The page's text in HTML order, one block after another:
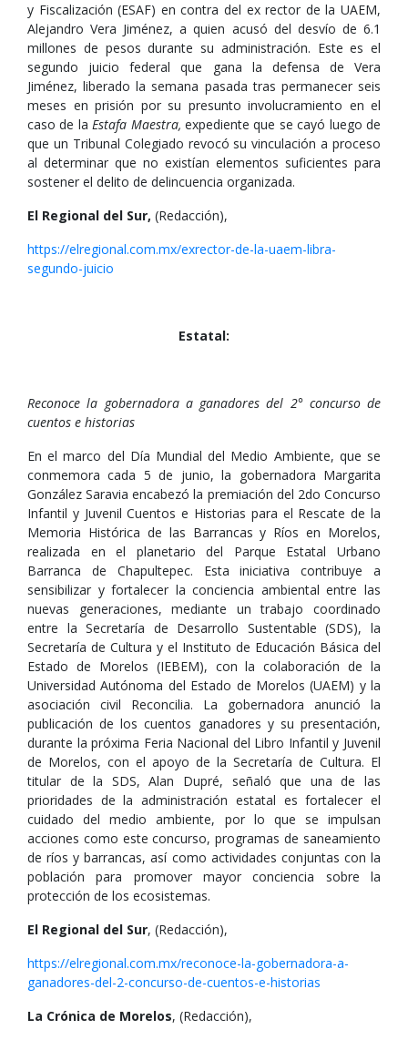
y Fiscalización (ESAF) en contra del ex rector de la UAEM,
Alejandro Vera Jiménez, a quien acusó del desvío de 6.1
millones de pesos durante su administración. Este es el
segundo juicio federal que gana la defensa de Vera
Jiménez, liberado la semana pasada tras permanecer seis
meses en prisión por su presunto involucramiento en el
caso de laEstafa Maestra, expediente que se cayó luego de
que un Tribunal Colegiado revocó su vinculación a proceso
al determinar que no existían elementos suficientes para
sostener el delito de delincuencia organizada.
El Regional del Sur, (Redacción),
https://elregional.com.mx/exrector-de-la-uaem-libra-
segundo-juicio
Estatal:
Reconoce la gobernadora a ganadores del 2° concurso de
cuentos e historias
En el marco del Día Mundial del Medio Ambiente, que se
conmemora cada 5 de junio, la gobernadora Margarita
González Saravia encabezó la premiación del 2do Concurso
Infantil y Juvenil Cuentos e Historias para el Rescate de la
Memoria Histórica de las Barrancas y Ríos en Morelos,
realizada en el planetario del Parque Estatal Urbano
Barranca de Chapultepec. Esta iniciativa contribuye a
sensibilizar y fortalecer la conciencia ambiental entre las
nuevas generaciones, mediante un trabajo coordinado
entre la Secretaría de Desarrollo Sustentable (SDS), la
Secretaría de Cultura y el Instituto de Educación Básica del
Estado de Morelos (IEBEM), con la colaboración de la
Universidad Autónoma del Estado de Morelos (UAEM) y la
asociación civil Reconcilia. La gobernadora anunció la
publicación de los cuentos ganadores y su presentación,
durante la próxima Feria Nacional del Libro Infantil y Juvenil
de Morelos, con el apoyo de la Secretaría de Cultura. El
titular de la SDS, Alan Dupré, señaló que una de las
prioridades de la administración estatal es fortalecer el
cuidado del medio ambiente, por lo que se impulsan
acciones como este concurso, programas de saneamiento
de ríos y barrancas, así como actividades conjuntas con la
población para promover mayor conciencia sobre la
protección de los ecosistemas.
El Regional del Sur, (Redacción),
https://elregional.com.mx/reconoce-la-gobernadora-a-
ganadores-del-2-concurso-de-cuentos-e-historias
La Crónica de Morelos, (Redacción),